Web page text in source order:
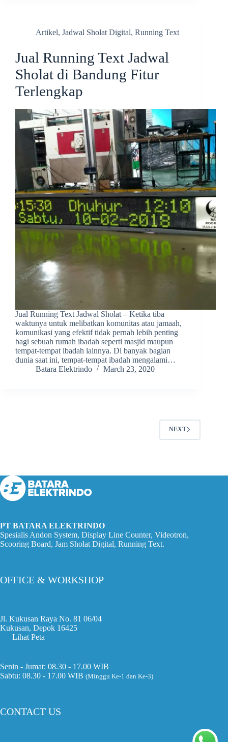
Artikel, Jadwal Sholat Digital, Running Text
Jual Running Text Jadwal
Sholat di Bandung Fitur
Terlengkap
Jual Running Text Jadwal Sholat – Ketika tiba
waktunya untuk melibatkan komunitas atau jamaah,
komunikasi yang efektif tidak pernah lebih penting
bagi sebuah rumah ibadah seperti masjid maupun
tempat-tempat ibadah lainnya. Di banyak bagian
dunia saat ini, tempat-tempat ibadah mengalami…
Batara Elektrindo
March 23, 2020
NEXT
PT BATARA ELEKTRINDO
Spesialis Andon System, Display Line Counter, Videotron,
Scooring Board, Jam Sholat Digital, Running Text.
OFFICE & WORKSHOP
Jl. Kukusan Raya No. 81 06/04
Kukusan, Depok 16425
Lihat Peta
Senin - Jumat: 08.30 - 17.00 WIB
Sabtu: 08.30 - 17.00 WIB (Minggu Ke-1 dan Ke-3)
CONTACT US